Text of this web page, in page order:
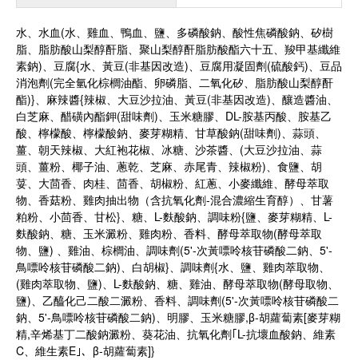
水、水血(水、雞血、鴨血、鹽、多磷酸鈉、酸性焦磷酸鈉、矽樹
脂、脂肪酸山梨醇酐脂、聚山梨醇酐脂肪酸酯六十五、羧甲基纖維
素鈉)、豆腐{水、黃豆(非基因改造)、豆腐用凝固劑(硫酸鈣)、豆品
消泡劑(完全氫化棕櫚油酯、卵磷脂、二氧化矽、脂肪酸山梨醇酐
酯)}、麻辣醬{辣椒、大豆沙拉油、黃豆(非基因改造)、釀造醬油、
白芝麻、醋磺內酯鉀(甜味劑)、玉米糖膠、DL-胺基丙酸、胺基乙
酸、檸檬酸、檸檬酸鈉、麥芽糊精、甘草酸鈉(甜味劑)、蒜頭、
薑、朝天辣椒、大紅袍花椒、冰糖、沙茶醬、(大豆沙拉油、蒜
頭、薑粉、椰子油、蔥乾、芝麻、赤尾青、辣椒粉)、食鹽、胡
荽、大茴香、肉桂、茴香、胡椒粉、紅蔥、小麥纖維、酵母萃取
物、香菇粉、雞肉抽出物（含抗氧化劑-混合濃縮生育醇）、甘薯
粕粉、小茴香、甘松}、糖、L-麩酸鈉、調味粉{鹽、麥芽糊精、L-
麩酸鈉、糖、玉米澱粉、雞肉粉、香料、酵母萃取物(酵母萃取
物、鹽) 、雞油、棕櫚油、調味劑(5'-次黃嘌呤核苷磷酸二鈉、5'-
鳥嘌呤核苷磷酸二鈉)、白胡椒}、調味劑{水、鹽、雞肉萃取物、
(雞肉萃取物、鹽)、L-麩酸鈉、糖、雞油、酵母萃取物(酵母取物、
鹽)、乙醯化己二酸二澱粉、香料、調味劑(5'-次黃嘌呤核苷磷酸二
鈉、5'-鳥嘌呤核苷磷酸二鈉)、明膠、玉米糖膠,β-胡蘿蔔素[麥芽糊
精,辛烯基丁二酸鈉澱粉、葵花油、抗氧化劑｢L-抗壞血酸鈉、維素
C、維生素E｣、β-胡蘿蔔素]}